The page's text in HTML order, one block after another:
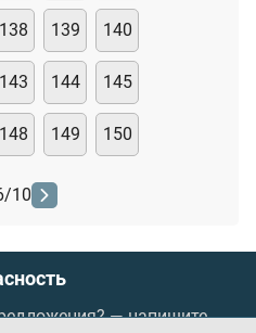
138 139 140
143 144 145
148 149 150
/10
—напишите